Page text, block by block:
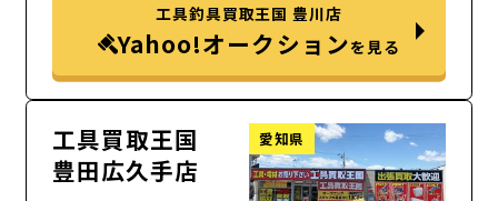
工具釣具買取王国 豊川店
Yahoo!オークションを見る
工具買取王国
豊田広久手店
愛知県